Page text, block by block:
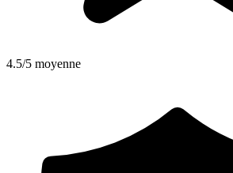
4.5/5 moyenne